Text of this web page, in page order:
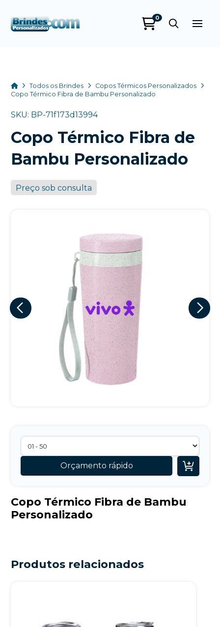
0
HomeTodos os Brindes
Copos Térmicos Personalizados
Copo Térmico Fibra de Bambu Personalizado
SKU: BP-71f173d13994
Copo Térmico Fibra de
Bambu Personalizado
Preço sob consulta
Orçamento rápido 
Copo Térmico Fibra de Bambu
Personalizado
Produtos relacionados
+55
Eu concordo em receber comunicações.
A nossa empresa está comprometida a proteger e respeitar
sua privacidade, utilizaremos seus dados apenas para fins
de marketing. Você pode alterar suas preferências a
qualquer momento.
Iniciar conversa